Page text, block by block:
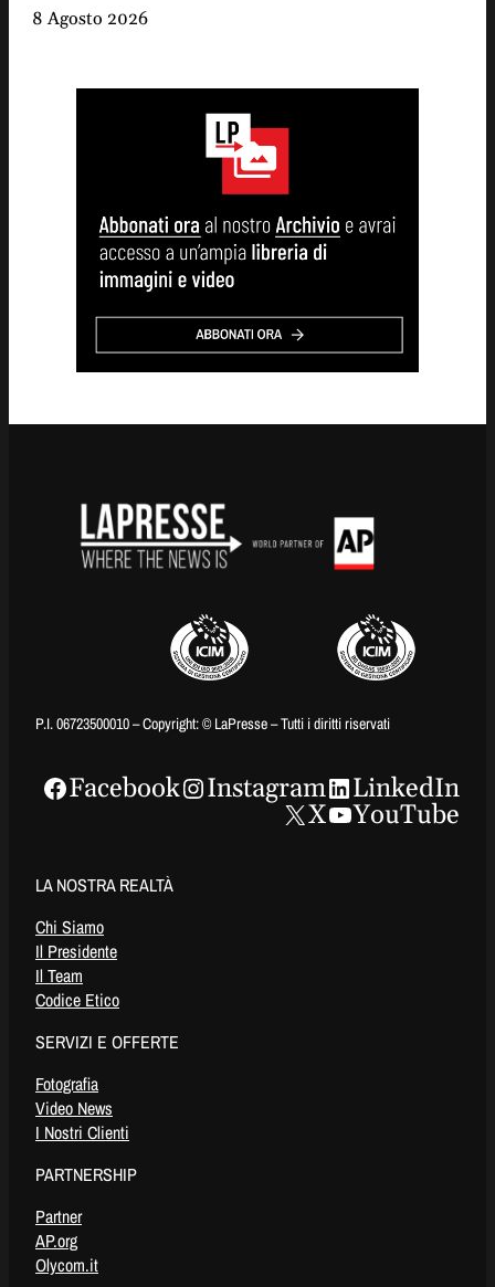
8 Agosto 2026
P.I. 06723500010 – Copyright: © LaPresse – Tutti i diritti riservati
Facebook Instagram
LinkedIn
X
YouTube
LA NOSTRA REALTÀ
Chi Siamo
Il Presidente
Il Team
Codice Etico
SERVIZI E OFFERTE
Fotografia
Video News
I Nostri Clienti
PARTNERSHIP
Partner
AP.org
Olycom.it